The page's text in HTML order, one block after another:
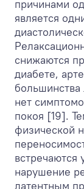
причинами
является
снижаются
диабете,
нет
покоя [19].
физической
встречаются
нарушение
латентным